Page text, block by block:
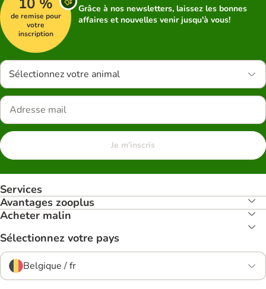
de remise pour
votre
inscription
Grâce à nos newsletters, laissez les bonnes
affaires et nouvelles venir jusqu'à vous!
Sélectionnez votre animal
Je m'inscris
Services
Avantages zooplus
Acheter malin
Sélectionnez votre pays
Belgique / fr